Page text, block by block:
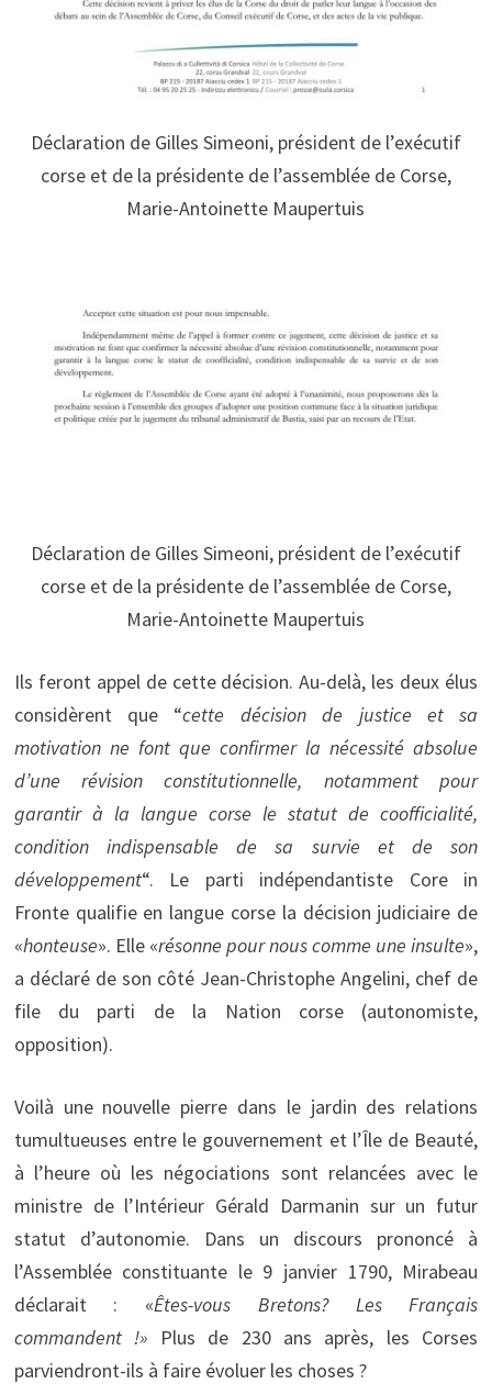
Déclaration de Gilles Simeoni, président de l’exécutif
corse et de la présidente de l’assemblée de Corse,
Marie-Antoinette Maupertuis
Déclaration de Gilles Simeoni, président de l’exécutif
corse et de la présidente de l’assemblée de Corse,
Marie-Antoinette Maupertuis
Ils feront appel de cette décision. Au-delà, les deux élus
considèrent que “cette décision de justice et sa
motivation ne font que confirmer la nécessité absolue
d’une révision constitutionnelle, notamment pour
garantir à la langue corse le statut de coofficialité,
condition indispensable de sa survie et de son
développement“. Le parti indépendantiste Core in
Fronte qualifie en langue corse la décision judiciaire de
«honteuse». Elle «résonne pour nous comme une insulte»,
a déclaré de son côté Jean-Christophe Angelini, chef de
file du parti de la Nation corse (autonomiste,
opposition).
Voilà une nouvelle pierre dans le jardin des relations
tumultueuses entre le gouvernement et l’Île de Beauté,
à l’heure où les négociations sont relancées avec le
ministre de l’Intérieur Gérald Darmanin sur un futur
statut d’autonomie. Dans un discours prononcé à
l’Assemblée constituante le 9 janvier 1790, Mirabeau
déclarait : «Êtes-vous Bretons? Les Français
commandent !» Plus de 230 ans après, les Corses
parviendront-ils à faire évoluer les choses ?